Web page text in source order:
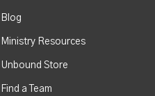
Blog
Ministry Resources
Unbound Store
Find a Team